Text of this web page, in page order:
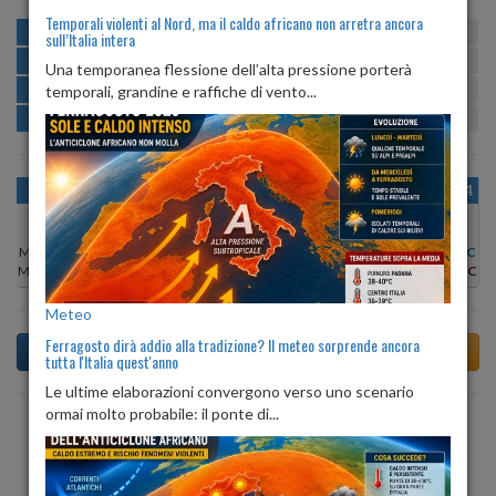
MATTINA min:23º max:34º U:72%
POMERIGGIO
SERA min:26º max:34º
NOTTE min:23º max:25º U:90%-95%
OGGI
Min:32°C
Max:
36°C
DOM 09
Min:32°C
Max:34°C
LUN 10
Min:31°C
Max:34°C
MAR 11
Min:31°C
Max:34°C
MER 12
Min:32°C
35°C
GIO 13
Min:32°C
Max:34°C
VEN 14
Min:30°C
Max:35°C
Previsioni del Tempo a Taranto tra 4 giorni
Meteo tra 4 giorni, mercoledì, 12 agosto 2026 a Taranto:
al mattino nuvolosità variabile, il pomeriggio cielo sereno,
Temporali violenti al Nord, ma il caldo africano non arretra ancora
sull’Italia intera
Una temporanea flessione dell’alta pressione porterà
temporali, grandine e raffiche di vento...
Meteo
Ferragosto dirà addio alla tradizione? Il meteo sorprende ancora
tutta l'Italia quest'anno
Le ultime elaborazioni convergono verso uno scenario
ormai molto probabile: il ponte di...